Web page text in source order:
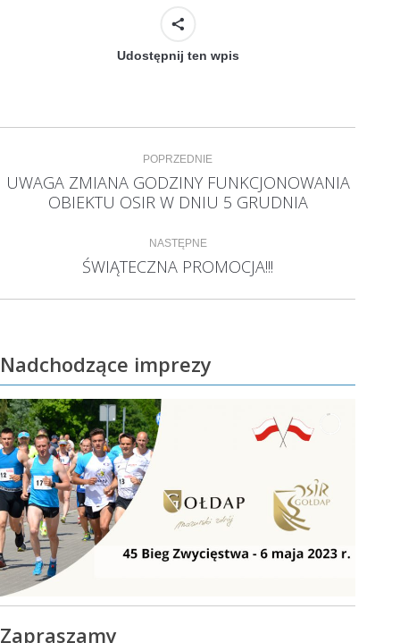
Udostępnij ten wpis
Nawigacja
wpisów
POPRZEDNIE
Poprzedni
wpis:
UWAGA ZMIANA GODZINY FUNKCJONOWANIA
OBIEKTU OSIR W DNIU 5 GRUDNIA
NASTĘPNE
Następny
ŚWIĄTECZNA PROMOCJA!!!
Nadchodzące imprezy
Zapraszamy